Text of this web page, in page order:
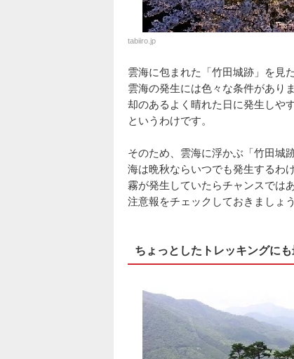
tabiiro.jp
雲海に包まれた「竹田城跡」を見
雲海の発生には色々な条件があり
却のあるよく晴れた日に発生しや
というわけです。
そのため、雲海に浮かぶ「竹田城
海は晩秋ならいつでも発生するわ
霧が発生していたらチャンスでは
注意報をチェックしておきましょう
ちょっとしたトレッキングにも